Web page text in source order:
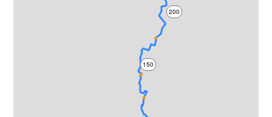
150
200